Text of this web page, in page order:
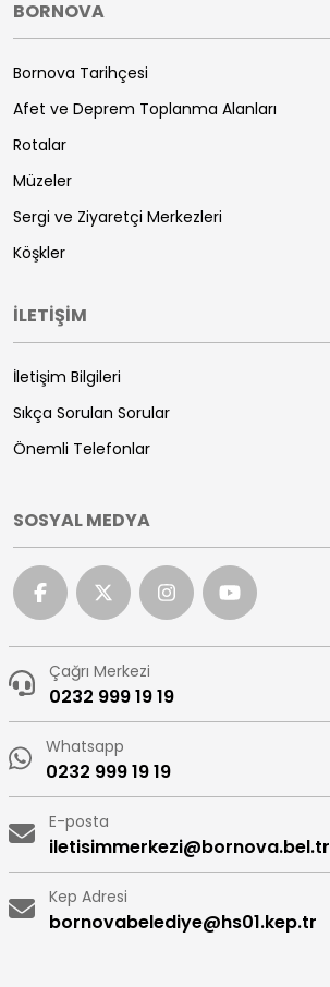
BORNOVA
Bornova Tarihçesi
Afet ve Deprem Toplanma Alanları
Rotalar
Müzeler
Sergi ve Ziyaretçi Merkezleri
Köşkler
İLETİŞİM
İletişim Bilgileri
Sıkça Sorulan Sorular
Önemli Telefonlar
SOSYAL MEDYA
Çağrı Merkezi
0232 999 19 19
Whatsapp
0232 999 19 19
E-posta
iletisimmerkezi@bornova.bel.tr
Kep Adresi
bornovabelediye@hs01.kep.tr